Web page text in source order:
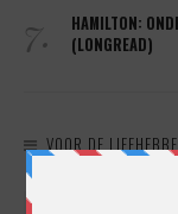
7.
HAMILTON:
(LONGREAD)
VOOR DE